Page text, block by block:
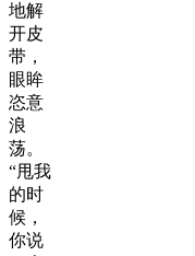
地解
开皮
带，
眼眸
恣意
浪
荡。
“甩我
的时
候，
你说